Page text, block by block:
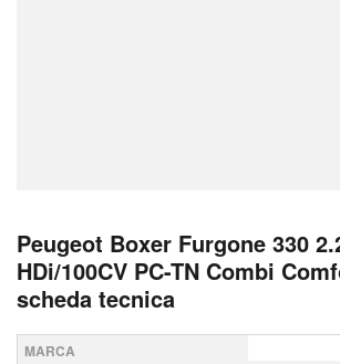
Peugeot Boxer Furgone 330
HDi/100CV PC-TN Combi
scheda tecnica
MARCA